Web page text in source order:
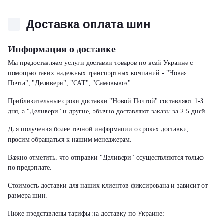
Доставка оплата шин
Информация о доставке
Мы предоставляем услуги доставки товаров по всей Украине с
помощью таких надежных транспортных компаний - "Новая
Почта", "Деливери", "САТ", "Самовывоз".
Приблизительные сроки доставки "Новой Почтой" составляют 1-3
дня, а "Деливери" и другие, обычно доставляют заказы за 2-5 дней.
Для получения более точной информации о сроках доставки,
просим обращаться к нашим менеджерам.
Важно отметить, что отправки "Деливери" осуществляются только
по предоплате.
Стоимость доставки для наших клиентов фиксирована и зависит от
размера шин.
Ниже представлены тарифы на доставку по Украине: